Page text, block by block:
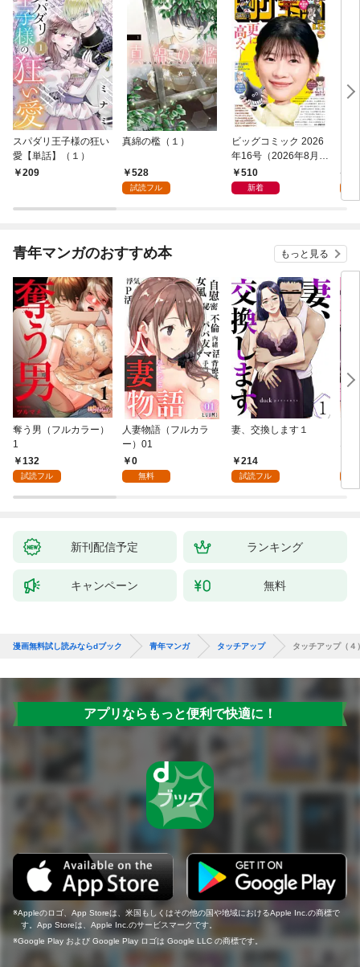
スパダリ王子様の狂い
愛【単話】（１）
209
真綿の檻（１）
528
試読フル
ビッグコミック 2026
年16号（2026年8月7
日発売）
510
新着
青年マンガのおすすめ本 もっと見る
奪う男（フルカラー）
1
132
試読フル
人妻物語（フルカラ
ー）01
0
無料
妻、交換します１
214
試読フル
な
新刊配信予定 ランキング
キャンペーン 無料
漫画無料試し読みならdブック 青年マンガ タッチアップ タッチアップ（４
アプリならもっと便利で快適に！
Appleのロゴ、App Storeは、米国もしくはその他の国や地域におけるApple Inc.の商標で
す。App Storeは、Apple Inc.のサービスマークです。
Google Play および Google Play ロゴは Google LLC の商標です。